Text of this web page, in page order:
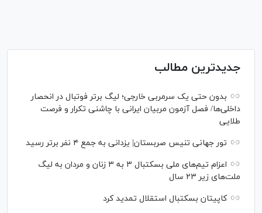
جدیدترین مطالب
بدون حتی یک سرمربی خارجی؛ لیگ برتر فوتبال در انحصار
داخلی‌ها/ فصل آزمون مربیان ایرانی با چاشنی تکرار و فرصت
طلایی
تور جهانی تنیس صربستان| یزدانی به جمع ۴ نفر برتر رسید
اعزام تیم‌های ملی بسکتبال ۳ به ۳ زنان و مردان به لیگ
ملت‌های زیر ۲۳ سال
کاپیتان بسکتبال استقلال تمدید کرد